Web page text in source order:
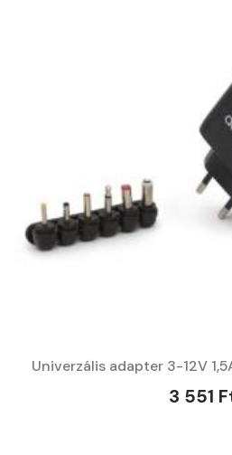
Univerzális adapter 3-12V
3 551